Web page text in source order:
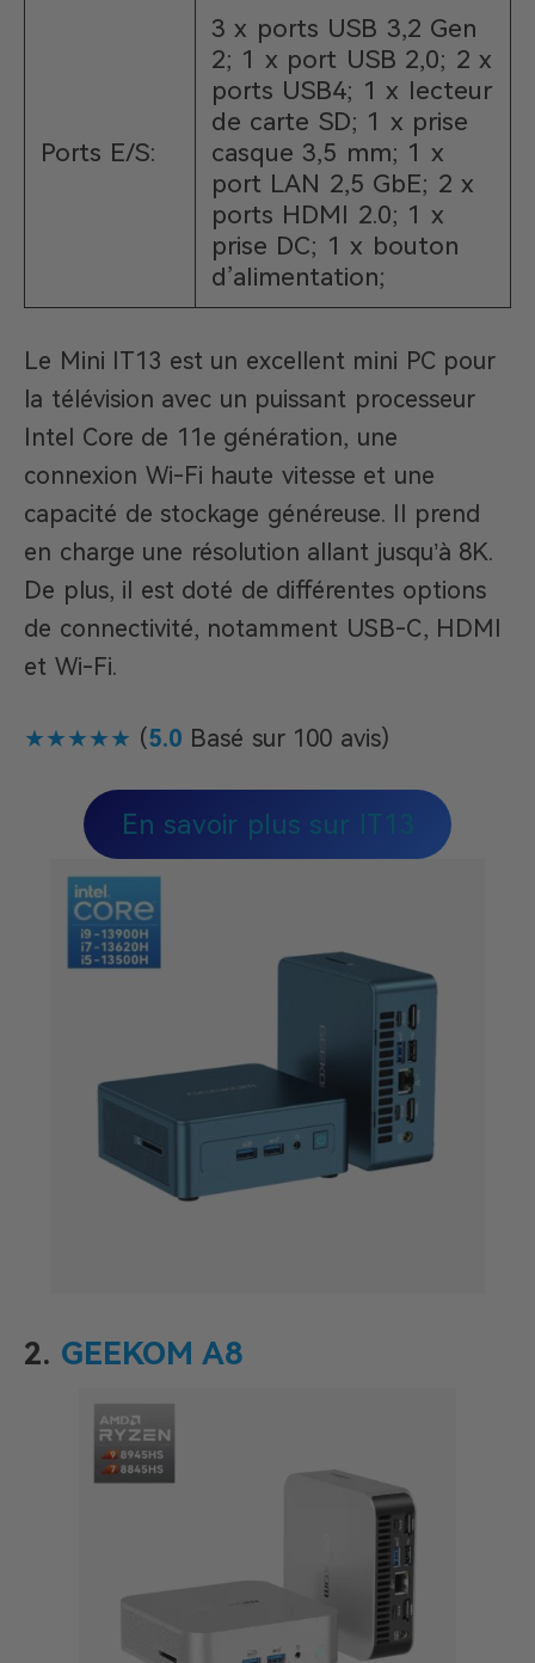
Ports E/S:
3 x ports USB 3,2 Gen
2; 1 x port USB 2,0; 2 x
ports USB4; 1 x lecteur
de carte SD; 1 x prise
casque 3,5 mm; 1 x
port LAN 2,5 GbE; 2 x
ports HDMI 2.0; 1 x
prise DC; 1 x bouton
d’alimentation;
Le Mini IT13 est un excellent mini PC pour
la télévision avec un puissant processeur
Intel Core de 11e génération, une
connexion Wi-Fi haute vitesse et une
capacité de stockage généreuse. Il prend
en charge une résolution allant jusqu’à 8K.
De plus, il est doté de différentes options
de connectivité, notamment USB-C, HDMI
et Wi-Fi.
★★★★★ (5.0 Basé sur 100 avis)
En savoir plus sur IT13
2. GEEKOM A8